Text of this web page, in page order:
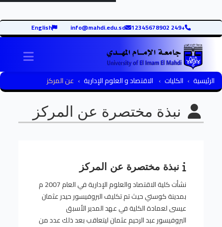
+249 12345678902
info@mahdi.edu.sd
English
الرئيسية الكليات الاقتصاد و العلوم الإدارية عن المركز
نبذة مختصرة عن المركز
نبذة مختصرة عن المركز
نشأت كلية الاقتصاد والعلوم الإدارية في العام 2007 م
بمدينة كوستي حيث تم تكليف البروفيسور حيدر عثمان
عيسى لعمادة الكلية في عهد المدير الأسبق
البروفيسور عبد الرحيم عثمان ليتعاقب بعد ذلك عدد من